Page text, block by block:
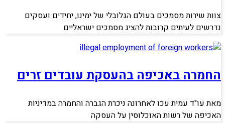
צוות שירות מסמכים בעולם הגלובלי של ימינו, יחידים ועסקים
נדרשים לעיתים קרובות להציג מסמכים ישראליים
החמרה באכיפה בהעסקת עובדים זרים
מאת עו"ד עמית עכו לאחרונה ניכרת הגברה והחמרה במדיניות
האכיפה של רשות האוכלוסין על העסקה